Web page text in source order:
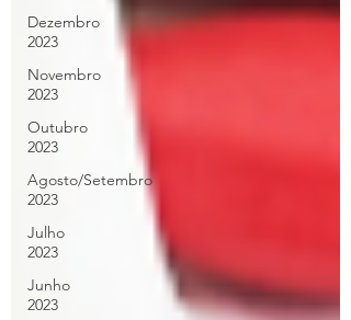
Dezembro
2023
Novembro
2023
Outubro
2023
Agosto/Setembro
2023
Julho
2023
Junho
2023